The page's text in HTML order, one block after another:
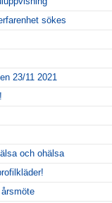
sökes
23/11 2021
och ohälsa